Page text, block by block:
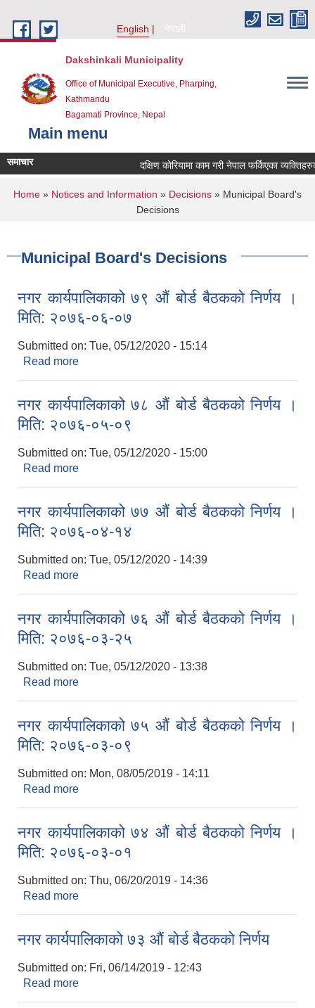
English
नेपाली
Dakshinkali Municipality
Office of Municipal Executive, Pharping,
Kathmandu
Bagamati Province, Nepal
Main menu
समाचार दक्षिण कोरियामा काम गरी नेपाल फर्किएका
You are here
Home » Notices and Information » Decisions » Municipal Board's
Decisions
Municipal Board's Decisions
नगर कार्यपालिकाको ७९ औं बोर्ड बैठकको निर्णय ।
मिति: २०७६-०६-०७
Submitted on: Tue, 05/12/2020 - 15:14
Read more
नगर कार्यपालिकाको ७८ औं बोर्ड बैठकको निर्णय ।
मिति: २०७६-०५-०९
Submitted on: Tue, 05/12/2020 - 15:00
Read more
नगर कार्यपालिकाको ७७ औं बोर्ड बैठकको निर्णय ।
मिति: २०७६-०४-१४
Submitted on: Tue, 05/12/2020 - 14:39
Read more
नगर कार्यपालिकाको ७६ औं बोर्ड बैठकको निर्णय ।
मिति: २०७६-०३-२५
Submitted on: Tue, 05/12/2020 - 13:38
Read more
नगर कार्यपालिकाको ७५ औं बोर्ड बैठकको निर्णय ।
मिति: २०७६-०३-०९
Submitted on: Mon, 08/05/2019 - 14:11
Read more
नगर कार्यपालिकाको ७४ औं बोर्ड बैठकको निर्णय ।
मिति: २०७६-०३-०१
Submitted on: Thu, 06/20/2019 - 14:36
Read more
नगर कार्यपालिकाको ७३ औं बोर्ड बैठकको निर्णय
Submitted on: Fri, 06/14/2019 - 12:43
Read more